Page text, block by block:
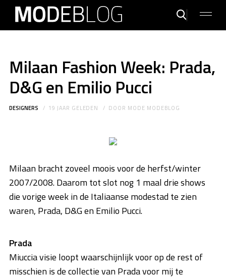
Milaan Fashion Week: Prada,
D&G en Emilio Pucci
DESIGNERS 19 JAAR GELEDEN DOOR MODE MODEBLOG
Milaan bracht zoveel moois voor de herfst/winter
2007/2008. Daarom tot slot nog 1 maal drie shows
die vorige week in de Italiaanse modestad te zien
waren, Prada, D&G en Emilio Pucci.
Prada
Miuccia visie loopt waarschijnlijk voor op de rest of
misschien is de collectie van Prada voor mij te